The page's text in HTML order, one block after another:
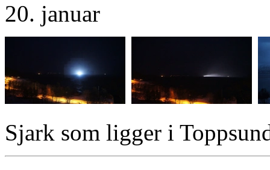
20. januar
Sjark som ligger i